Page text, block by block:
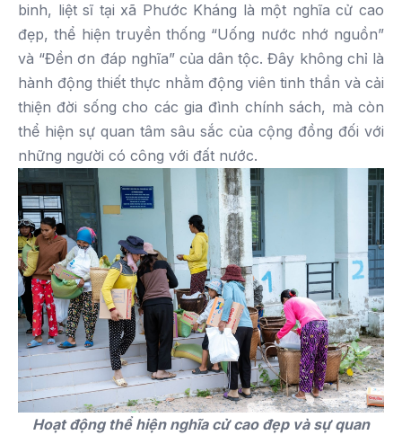
binh, liệt sĩ tại xã Phước Kháng là một nghĩa cử cao
đẹp, thể hiện truyền thống “Uống nước nhớ nguồn”
và “Đền ơn đáp nghĩa” của dân tộc. Đây không chỉ là
hành động thiết thực nhằm động viên tinh thần và cải
thiện đời sống cho các gia đình chính sách, mà còn
thể hiện sự quan tâm sâu sắc của cộng đồng đối với
những người có công với đất nước.
Hoạt động thể hiện nghĩa cử cao đẹp và sự quan